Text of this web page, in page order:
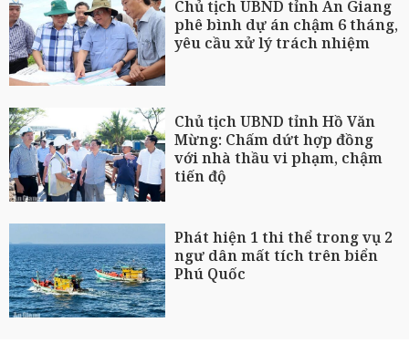
Chủ tịch UBND tỉnh An Giang
phê bình dự án chậm 6 tháng,
yêu cầu xử lý trách nhiệm
Chủ tịch UBND tỉnh Hồ Văn
Mừng: Chấm dứt hợp đồng
với nhà thầu vi phạm, chậm
tiến độ
Phát hiện 1 thi thể trong vụ 2
ngư dân mất tích trên biển
Phú Quốc